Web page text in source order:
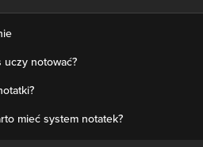
uczy notować?
mieć system notatek?